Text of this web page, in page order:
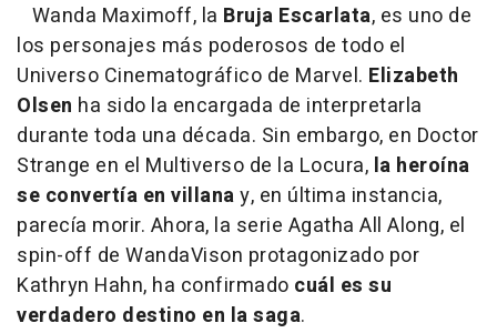
Wanda Maximoff, la Bruja Escarlata, es uno de
los personajes más poderosos de todo el
Universo Cinematográfico de Marvel. Elizabeth
Olsen ha sido la encargada de interpretarla
durante toda una década. Sin embargo, en Doctor
Strange en el Multiverso de la Locura, la heroína
se convertía en villanay, en última instancia,
parecía morir. Ahora, la serie Agatha All Along, el
spin-off de WandaVison protagonizado por
Kathryn Hahn, ha confirmado cuál es su
verdadero destino en la saga.